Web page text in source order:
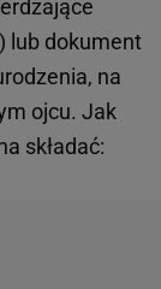
lub dokument
na
ojcu. Jak
składać: